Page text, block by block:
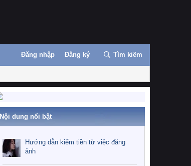
Đăng nhập Đăng ký Tìm kiếm
Nội dung nổi bật
Hướng dẫn kiếm tiền từ việc đăng
ảnh